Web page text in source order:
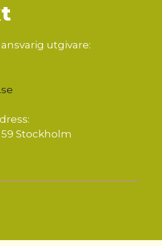
utgivare:
59 Stockholm